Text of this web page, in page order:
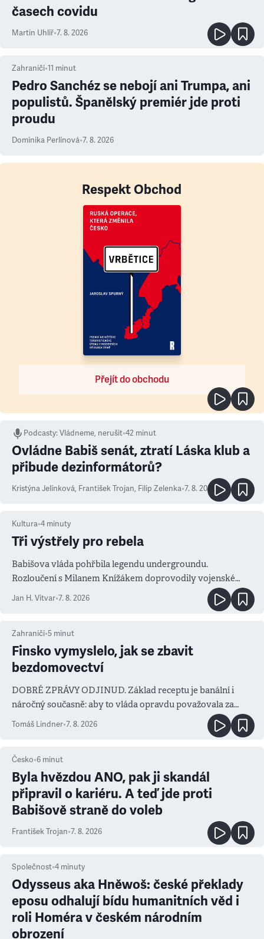
časech covidu
Martin Uhlíř•7. 8. 2026
Zahraničí•11 minut
Pedro Sanchéz se nebojí ani Trumpa, ani
populistů. Španělský premiér jde proti
proudu
Dominika Perlínová•7. 8. 2026
Respekt Obchod
Přejít do obchodu
Podcasty:Vládneme, nerušit•42 minut
Ovládne Babiš senát, ztratí Láska klub a
přibude dezinformátorů?
Kristýna Jelínková, František Trojan, Filip Zelenka•7. 8. 2026
Kultura•4 minuty
Tři výstřely pro rebela
Babišova vláda pohřbila legendu undergroundu.
Rozloučení s Milanem Knížákem doprovodily vojenské
salvy i kritika pokrokářů
Jan H. Vitvar•7. 8. 2026
Zahraničí•5 minut
Finsko vymyslelo, jak se zbavit
bezdomovectví
DOBRÉ ZPRÁVY ODJINUD. Základ receptu je banální i
náročný současně: aby to vláda opravdu považovala za
prioritu
Tomáš Lindner•7. 8. 2026
Česko•6 minut
Byla hvězdou ANO, pak ji skandál
připravil o kariéru. A teď jde proti
Babišově straně do voleb
František Trojan•7. 8. 2026
Společnost•4 minuty
Odysseus aka Hněwoš: české překlady
eposu odhalují bídu humanitních věd i
roli Homéra v českém národním
obrození